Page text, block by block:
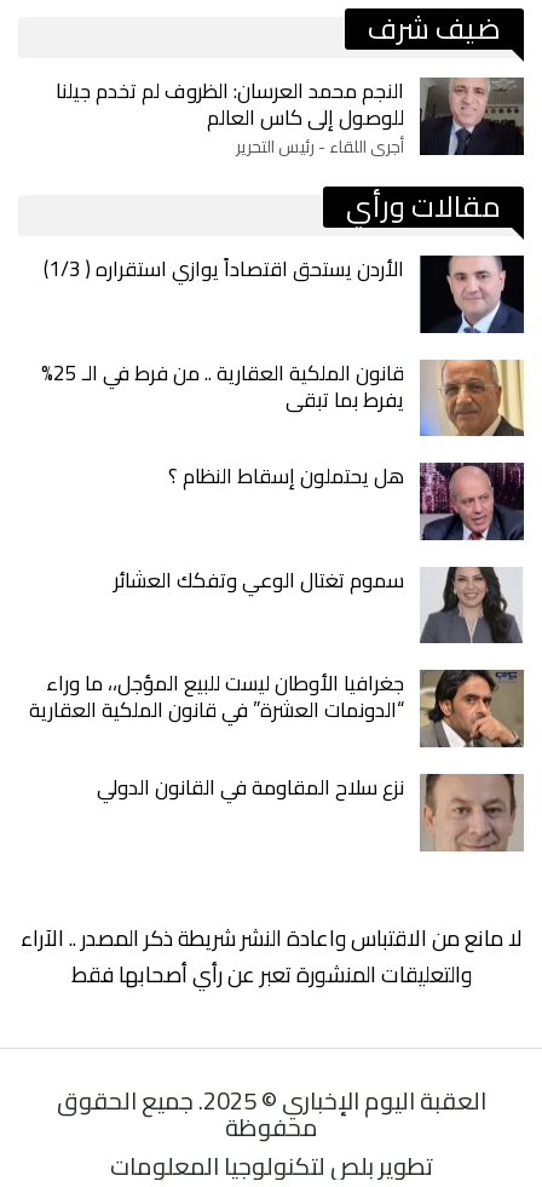
ضيف شرف
النجم محمد العرسان: الظروف لم تخدم جيلنا
للوصول إلى كاس العالم
أجرى اللقاء - رئيس التحرير
مقالات ورأي
الأردن يستحق اقتصاداً يوازي استقراره ( 1/3)
قانون الملكية العقارية .. من فرط في الـ 25%
يفرط بما تبقى
هل يحتملون إسقاط النظام ؟
سموم تغتال الوعي وتفكك العشائر
جغرافيا الأوطان ليست للبيع المؤجل،، ما وراء
“الدونمات العشرة” في قانون الملكية العقارية
نزع سلاح المقاومة في القانون الدولي
لا مانع من الاقتباس واعادة النشر شريطة ذكر المصدر .. الآراء
والتعليقات المنشورة تعبر عن رأي أصحابها فقط
العقبة اليوم الإخباري © 2025. جميع الحقوق
محفوظة
تطوير بلص لتكنولوجيا المعلومات